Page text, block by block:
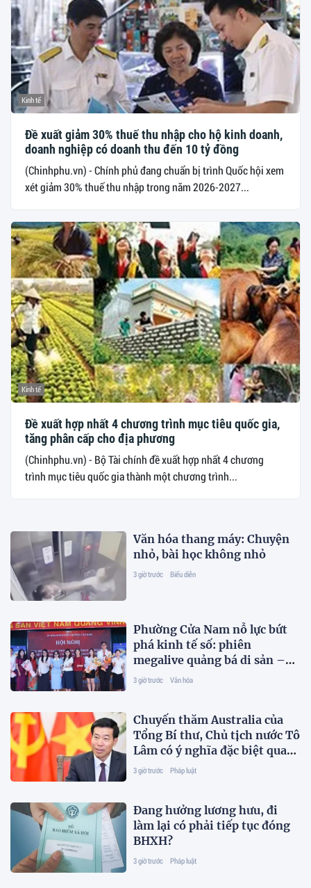
Kinh tế
Đề xuất giảm 30% thuế thu nhập cho hộ kinh doanh,
doanh nghiệp có doanh thu đến 10 tỷ đồng
(Chinhphu.vn) - Chính phủ đang chuẩn bị trình Quốc hội xem
xét giảm 30% thuế thu nhập trong năm 2026-2027...
Kinh tế
Đề xuất hợp nhất 4 chương trình mục tiêu quốc gia,
tăng phân cấp cho địa phương
(Chinhphu.vn) - Bộ Tài chính đề xuất hợp nhất 4 chương
trình mục tiêu quốc gia thành một chương trình...
Văn hóa thang máy: Chuyện
nhỏ, bài học không nhỏ
3 giờ trước Biểu diễn
Phường Cửa Nam nỗ lực bứt
phá kinh tế số: phiên
megalive quảng bá di sản –
động lực đúc thúc tăng
3 giờ trước Văn hóa
Chuyến thăm Australia của
Tổng Bí thư, Chủ tịch nước Tô
Lâm có ý nghĩa đặc biệt quan
trọng
3 giờ trước Pháp luật
Đang hưởng lương hưu, đi
làm lại có phải tiếp tục đóng
BHXH?
3 giờ trước Pháp luật